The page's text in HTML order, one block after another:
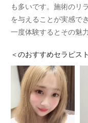
も多いです。施術のリ
を与えることが実感で
一度体験するとその魅
＜のおすすめセラピス